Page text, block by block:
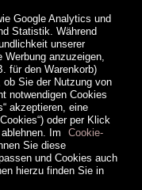
Google Analytics und
Statistik. Während
unserer
anzuzeigen,
für den Warenkorb)
Sie der Nutzung von
notwendigen Cookies
akzeptieren, eine
oder per Klick
Im
Cookie-
Sie diese
und Cookies auch
hierzu finden Sie in